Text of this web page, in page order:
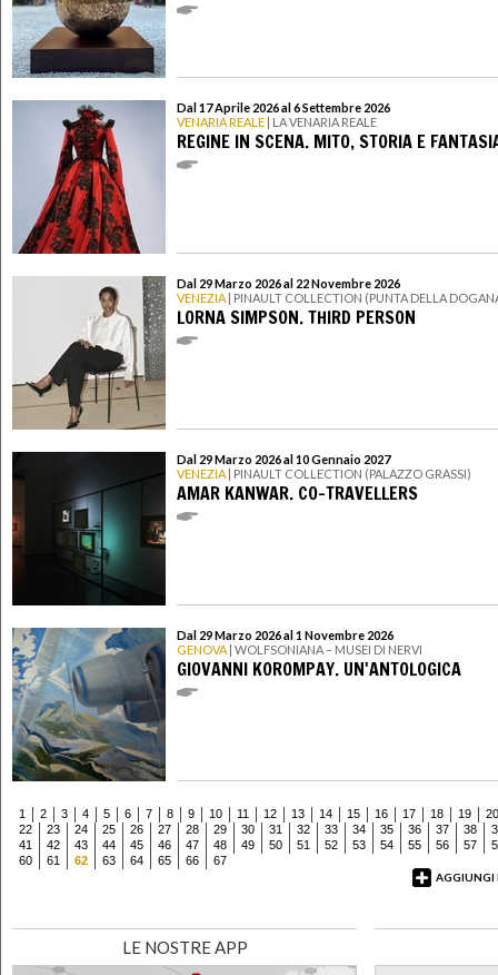
Dal 17 Aprile 2026 al 6 Settembre 2026
VENARIA REALE | LA VENARIA REALE
REGINE IN SCENA. MITO, STORIA E
Dal 29 Marzo 2026 al 22 Novembre 2026
VENEZIA | PINAULT COLLECTION (PUNTA DELLA
LORNA SIMPSON. THIRD PERSON
Dal 29 Marzo 2026 al 10 Gennaio 2027
VENEZIA | PINAULT COLLECTION (PALAZZO GRASSI)
AMAR KANWAR. CO-TRAVELLERS
Dal 29 Marzo 2026 al 1 Novembre 2026
GENOVA | WOLFSONIANA – MUSEI DI NERVI
GIOVANNI KOROMPAY. UN'ANTOLOGICA
1 2 3 4 5 6 7 8 9 10 11 12 13 14 15 16 17 18 19
20
22
23 24 25 26 27 28 29 30 31 32 33 34 35 36 37 38
41
42 43 44 45 46 47 48 49 50 51 52 53 54 55 56 57
60
61 62 63 64 65 66
67
AGGIUNGI
LE NOSTRE APP